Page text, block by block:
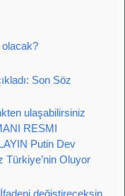
olacak?
Son Söz
ulaşabilirsiniz
RESMI
Putin Dev
Türkiye’nin Oluyor
değiştireceksin,